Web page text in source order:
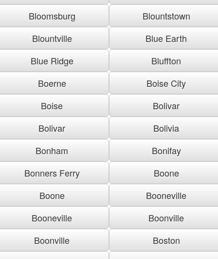
Bloomsburg
Blountstown
Blountville
Blue Earth
Blue Ridge
Bluffton
Boerne
Boise City
Boise
Bolivar
Bolivar
Bolivia
Bonham
Bonifay
Bonners Ferry
Boone
Boone
Booneville
Booneville
Boonville
Boonville
Boston